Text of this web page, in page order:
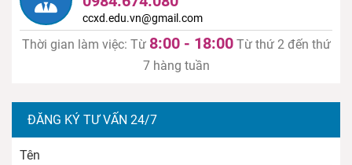
ccxd.edu.vn@gmail.com
Thời gian làm việc: Từ 8:00 - 18:00Từ thứ 2 đến thứ
7 hàng tuần
ĐĂNG KÝ TƯ VẤN 24/7
Tên